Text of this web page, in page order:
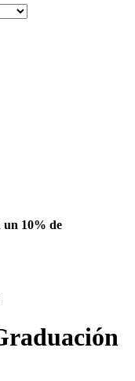
un 10% de